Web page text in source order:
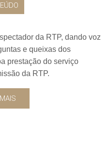
da RTP, dando voz
e queixas dos
prestação do serviço
da RTP.